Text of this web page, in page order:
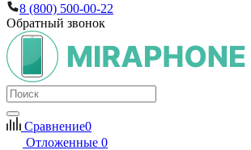
8 (800) 500-00-22
Обратный звонок
Сравнение0
Отложенные 0